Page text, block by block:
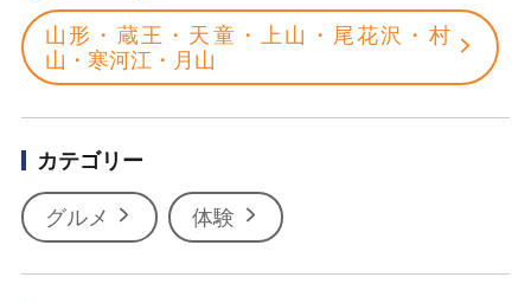
山形・蔵王・天童・上山・尾花沢・村
山・寒河江・月山
カテゴリー
グルメ 体験